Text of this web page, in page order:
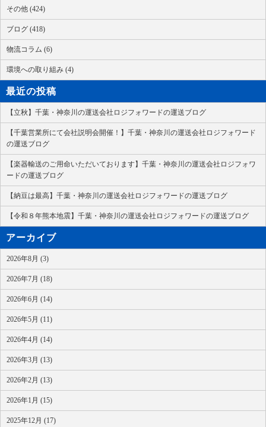
その他 (424)
ブログ (418)
物流コラム (6)
環境への取り組み (4)
最近の投稿
【立秋】千葉・神奈川の運送会社ロジフォワードの運送ブログ
【千葉営業所にて会社説明会開催！】千葉・神奈川の運送会社ロジフォワード
の運送ブログ
【楽器輸送のご用命いただいております】千葉・神奈川の運送会社ロジフォワ
ードの運送ブログ
【納豆は最高】千葉・神奈川の運送会社ロジフォワードの運送ブログ
【令和８年熊本地震】千葉・神奈川の運送会社ロジフォワードの運送ブログ
アーカイブ
2026年8月 (3)
2026年7月 (18)
2026年6月 (14)
2026年5月 (11)
2026年4月 (14)
2026年3月 (13)
2026年2月 (13)
2026年1月 (15)
2025年12月 (17)